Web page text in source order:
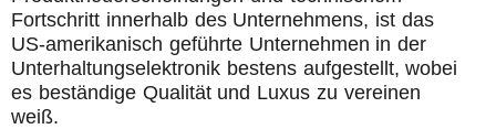
Fortschritt innerhalb des Unternehmens, ist das
US-amerikanisch geführte Unternehmen in der
Unterhaltungselektronik bestens aufgestellt, wobei
es beständige Qualität und Luxus zu vereinen
weiß.